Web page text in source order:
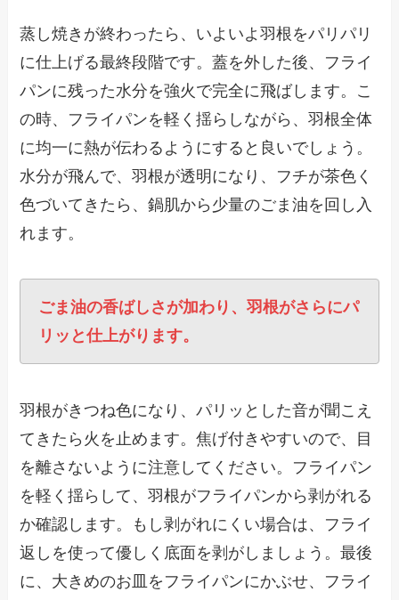
蒸し焼きが終わったら、いよいよ羽根をパリパリ
に仕上げる最終段階です。蓋を外した後、フライ
パンに残った水分を強火で完全に飛ばします。こ
の時、フライパンを軽く揺らしながら、羽根全体
に均一に熱が伝わるようにすると良いでしょう。
水分が飛んで、羽根が透明になり、フチが茶色く
色づいてきたら、鍋肌から少量のごま油を回し入
れます。
ごま油の香ばしさが加わり、羽根がさらにパ
リッと仕上がります。
羽根がきつね色になり、パリッとした音が聞こえ
てきたら火を止めます。焦げ付きやすいので、目
を離さないように注意してください。フライパン
を軽く揺らして、羽根がフライパンから剥がれる
か確認します。もし剥がれにくい場合は、フライ
返しを使って優しく底面を剥がしましょう。最後
に、大きめのお皿をフライパンにかぶせ、フライ